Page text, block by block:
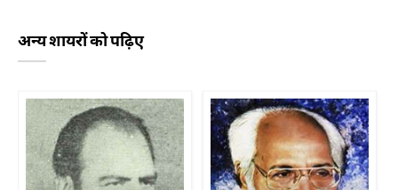
अन्य शायरों को पढ़िए